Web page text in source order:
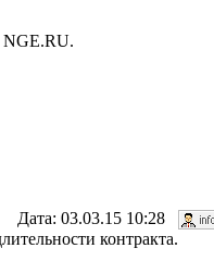
NGE.RU.
Дата: 03.03.15 10:28
контракта.